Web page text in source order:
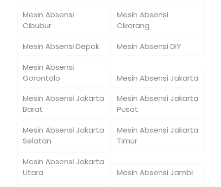
Mesin Absensi
Cibubur
Mesin Absensi
Cikarang
Mesin Absensi Depok
Mesin Absensi DIY
Mesin Absensi
Gorontalo
Mesin Absensi Jakarta
Mesin Absensi Jakarta
Barat
Mesin Absensi Jakarta
Pusat
Mesin Absensi Jakarta
Selatan
Mesin Absensi Jakarta
Timur
Mesin Absensi Jakarta
Utara
Mesin Absensi Jambi